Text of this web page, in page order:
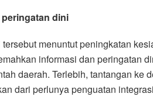
dini
menuntut peningkatan
informasi dan peringatan
daerah. Terlebih, tantangan ke
dari perlunya penguatan